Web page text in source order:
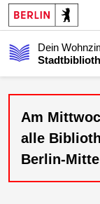
Dein
Am
alle
Berlin-